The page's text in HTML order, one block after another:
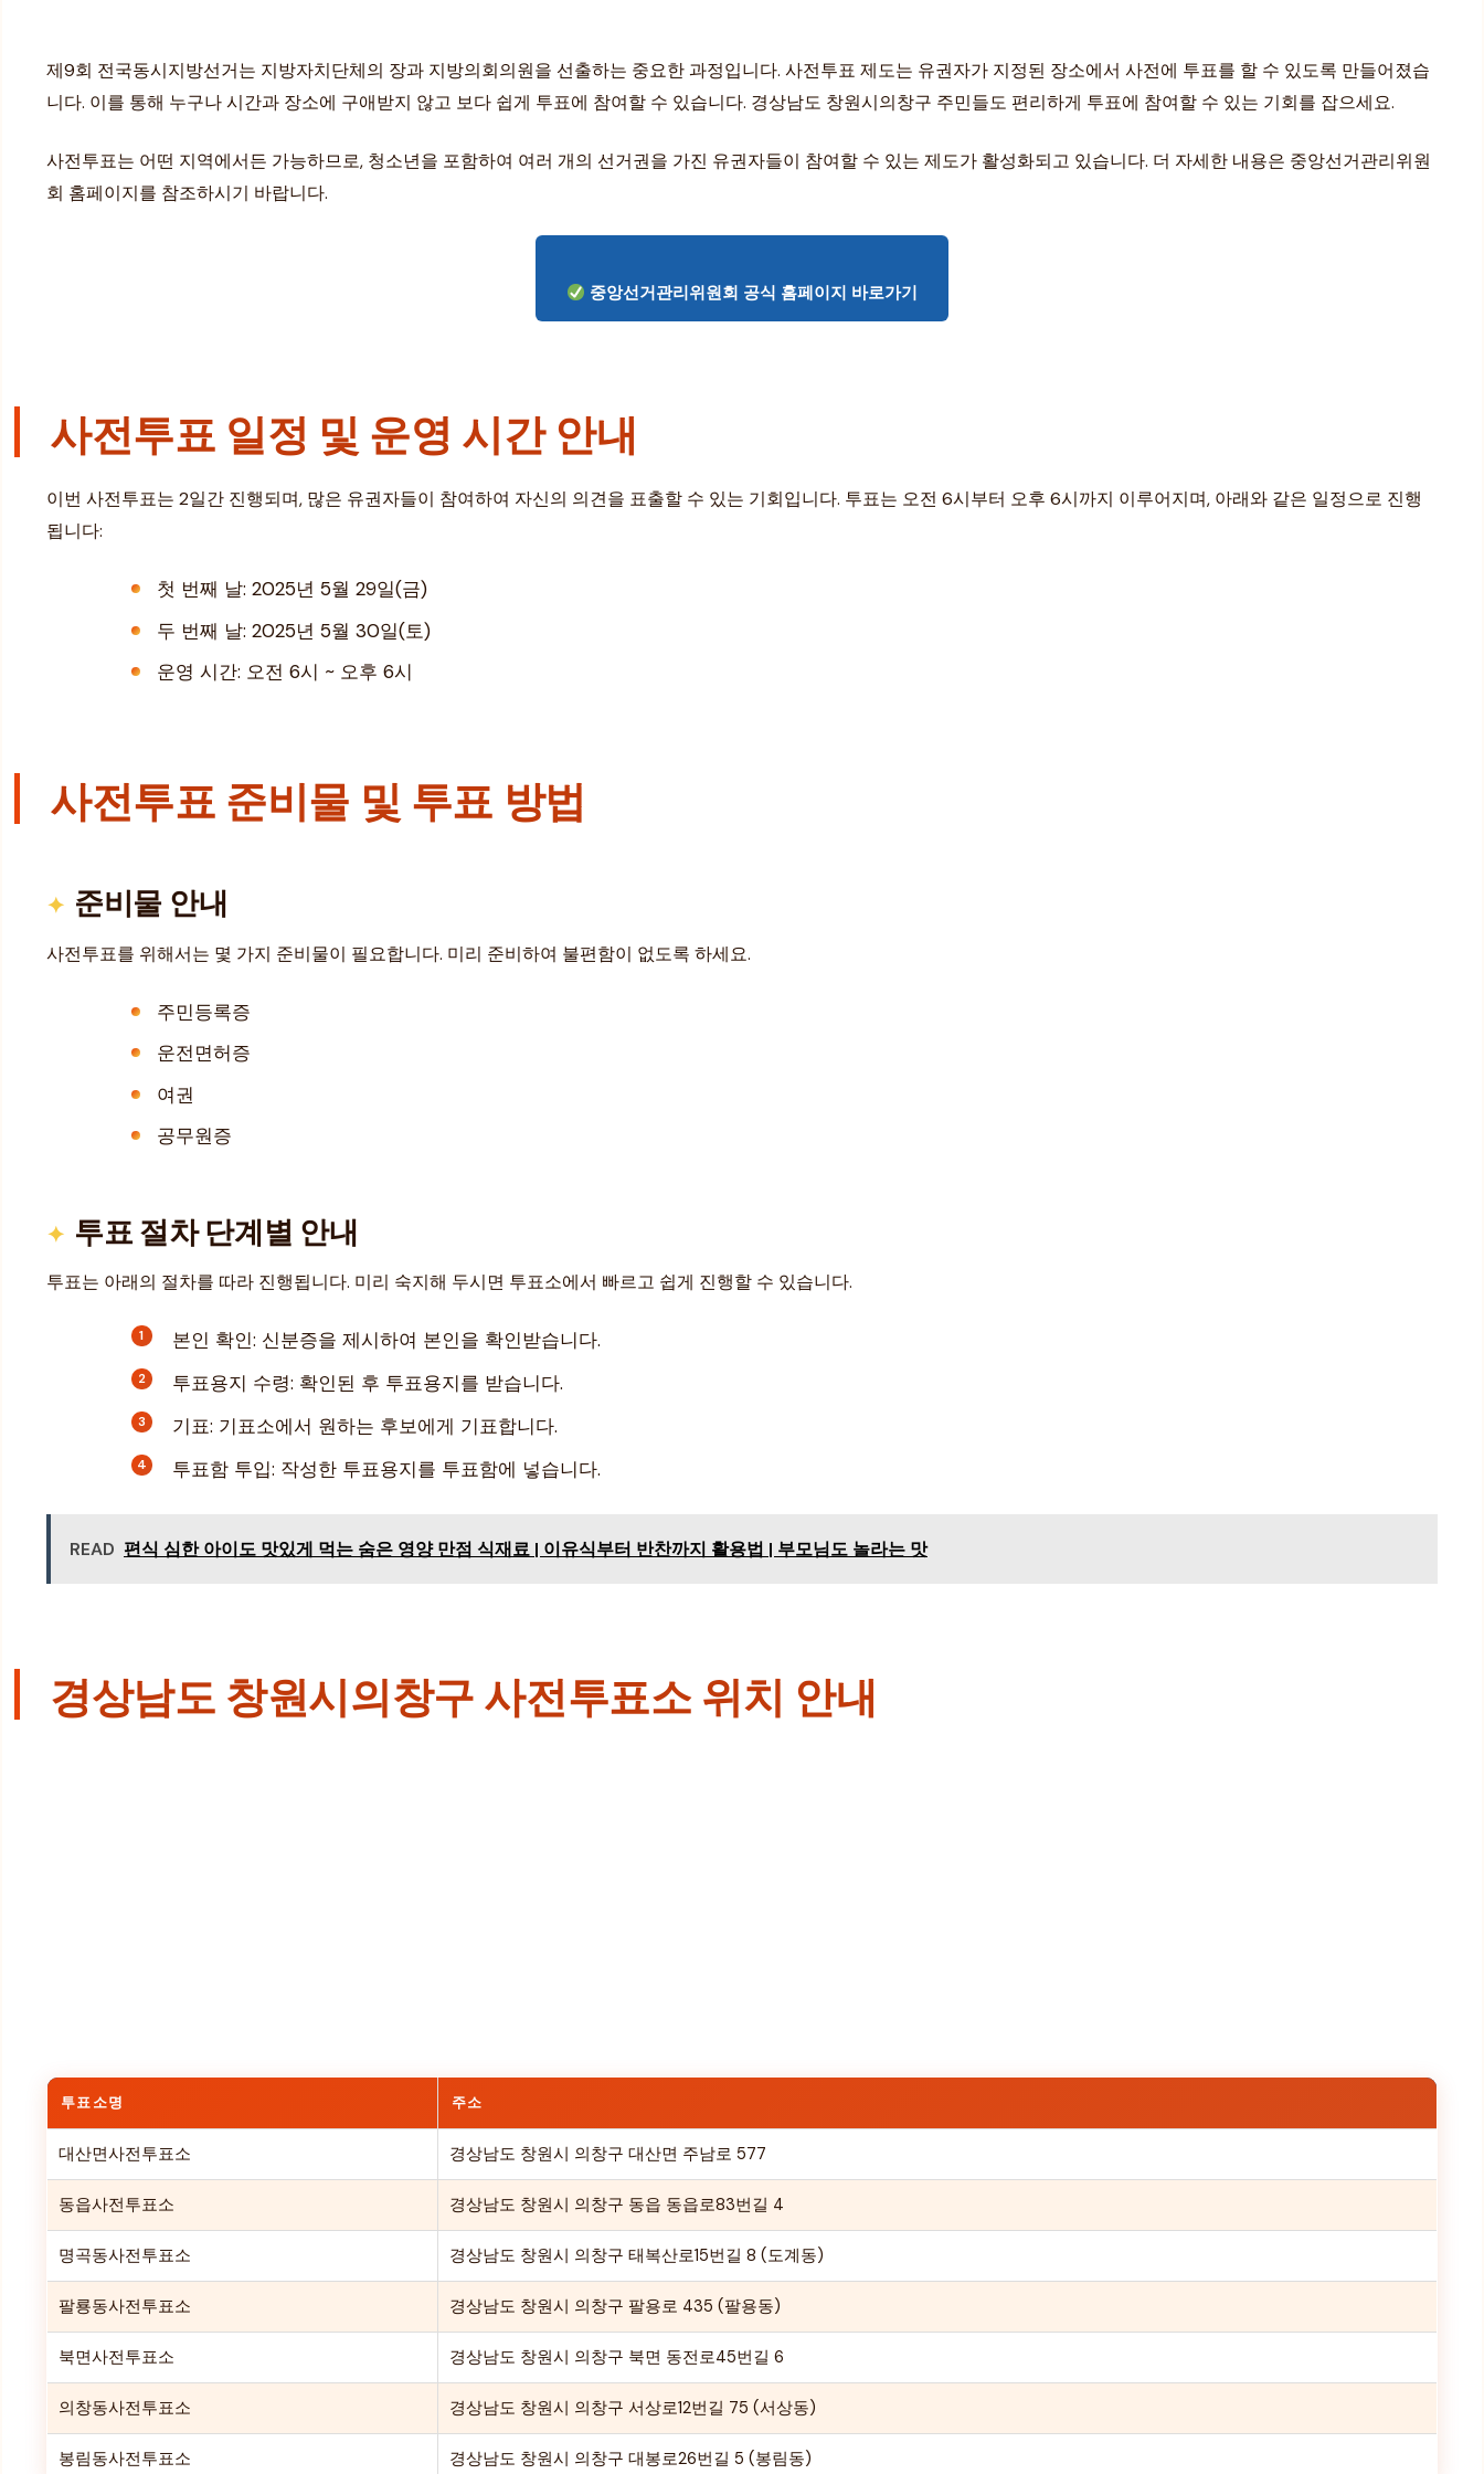
제9회 전국동시지방선거는 지방자치단체의 장과 지방의회의원을 선출하는 중요한 과정입니다. 사전투표 제도는 유권자가 지정된 장소에서 사전에 투표를 할 수 있도록 만들어졌습
니다. 이를 통해 누구나 시간과 장소에 구애받지 않고 보다 쉽게 투표에 참여할 수 있습니다. 경상남도 창원시의창구 주민들도 편리하게 투표에 참여할 수 있는 기회를 잡으세요.
사전투표는 어떤 지역에서든 가능하므로, 청소년을 포함하여 여러 개의 선거권을 가진 유권자들이 참여할 수 있는 제도가 활성화되고 있습니다. 더 자세한 내용은 중앙선거관리위원
회 홈페이지를 참조하시기 바랍니다.
중앙선거관리위원회 공식 홈페이지 바로가기
사전투표 일정 및 운영 시간 안내
이번 사전투표는 2일간 진행되며, 많은 유권자들이 참여하여 자신의 의견을 표출할 수 있는 기회입니다. 투표는 오전 6시부터 오후 6시까지 이루어지며, 아래와 같은 일정으로 진행
됩니다:
첫 번째 날: 2025년 5월 29일(금)
두 번째 날: 2025년 5월 30일(토)
운영 시간: 오전 6시 ~ 오후 6시
사전투표 준비물 및 투표 방법
준비물 안내
사전투표를 위해서는 몇 가지 준비물이 필요합니다. 미리 준비하여 불편함이 없도록 하세요.
주민등록증
운전면허증
여권
공무원증
투표 절차 단계별 안내
투표는 아래의 절차를 따라 진행됩니다. 미리 숙지해 두시면 투표소에서 빠르고 쉽게 진행할 수 있습니다.
본인 확인: 신분증을 제시하여 본인을 확인받습니다.
투표용지 수령: 확인된 후 투표용지를 받습니다.
기표: 기표소에서 원하는 후보에게 기표합니다.
투표함 투입: 작성한 투표용지를 투표함에 넣습니다.
READ 편식 심한 아이도 맛있게 먹는 숨은 영양 만점 식재료 | 이유식부터 반찬까지 활용법 | 부모님도 놀라는 맛
경상남도 창원시의창구 사전투표소 위치 안내
투표소명 주소
대산면사전투표소 경상남도 창원시 의창구 대산면 주남로 577
동읍사전투표소 경상남도 창원시 의창구 동읍 동읍로83번길 4
명곡동사전투표소 경상남도 창원시 의창구 태복산로15번길 8 (도계동)
팔룡동사전투표소 경상남도 창원시 의창구 팔용로 435 (팔용동)
북면사전투표소 경상남도 창원시 의창구 북면 동전로45번길 6
의창동사전투표소 경상남도 창원시 의창구 서상로12번길 75 (서상동)
봉림동사전투표소 경상남도 창원시 의창구 대봉로26번길 5 (봉림동)